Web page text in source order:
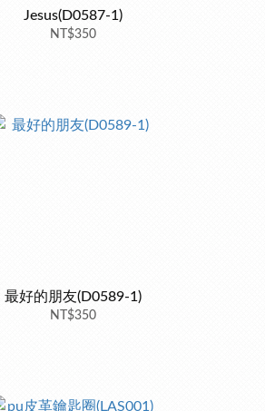
Jesus(D0587-1)
NT$350
最好的朋友(D0589-1)
NT$350